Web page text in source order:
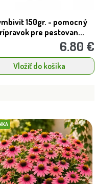
150gr. - pomocný
pre pestovan...
6.80 €
Vložiť do košíka